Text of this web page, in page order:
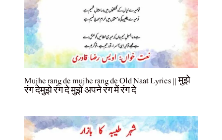
Mujhe rang de mujhe rang de Old Naat Lyrics || मुझे
रंग देमुझे रंग दे मुझे अपने रंग में रंग दे